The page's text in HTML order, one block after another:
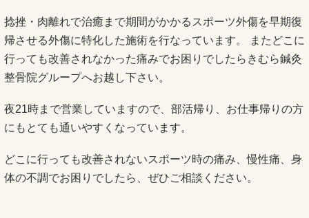
捻挫・肉離れで治癒まで期間がかかるスポーツ外傷を早期復
帰させる外傷に特化した施術を行なっています。 またどこに
行っても改善されなかった痛みでお困りでしたらきむら鍼灸
整骨院グループへお越し下さい。
夜21時まで営業していますので、部活帰り、お仕事帰りの方
にもとても通いやすくなっています。
どこに行っても改善されないスポーツ時の痛み、慢性痛、身
体の不調でお困りでしたら、ぜひご相談ください。